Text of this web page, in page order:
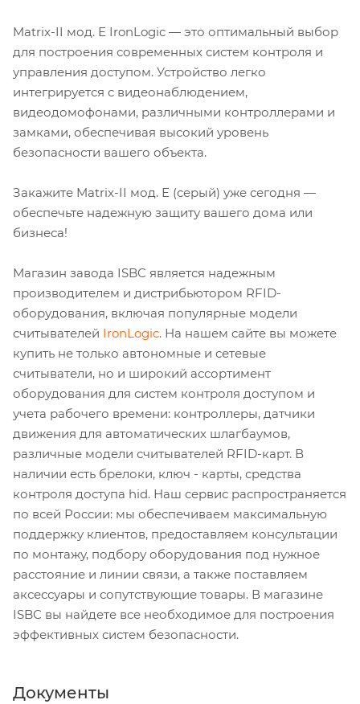
Matrix-II мод. Е IronLogic — это оптимальный выбор
для построения современных систем контроля и
управления доступом. Устройство легко
интегрируется с видеонаблюдением,
видеодомофонами, различными контроллерами и
замками, обеспечивая высокий уровень
безопасности вашего объекта.
Закажите Matrix-II мод. Е (серый) уже сегодня —
обеспечьте надежную защиту вашего дома или
бизнеса!
Магазин завода ISBC является надежным
производителем и дистрибьютором RFID-
оборудования, включая популярные модели
считывателей IronLogic. На нашем сайте вы можете
купить не только автономные и сетевые
считыватели, но и широкий ассортимент
оборудования для систем контроля доступом и
учета рабочего времени: контроллеры, датчики
движения для автоматических шлагбаумов,
различные модели считывателей RFID-карт. В
наличии есть брелоки, ключ - карты, средства
контроля доступа hid. Наш сервис распространяется
по всей России: мы обеспечиваем максимальную
поддержку клиентов, предоставляем консультации
по монтажу, подбору оборудования под нужное
расстояние и линии связи, а также поставляем
аксессуары и сопутствующие товары. В магазине
ISBC вы найдете все необходимое для построения
эффективных систем безопасности.
Документы